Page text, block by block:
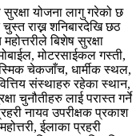
सुरक्षा योजना लागु गरेको छ
राख्न शनिबारदेखि छठ
बिशेष सुरक्षा
मोटरसाईकल गस्ती,
चेकजाँच, धार्मीक स्थल,
संस्थाहरु रहेका स्थान,
चुनौतीहरु लाई परास्त गर्ने
नायव उपरीक्षक प्रकाश
ईलाका प्रहरी